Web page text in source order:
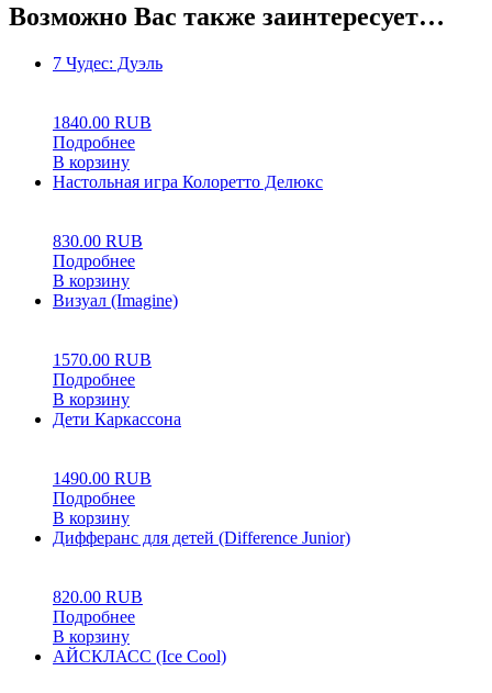
Возможно Вас также заинтересует…
7 Чудес: Дуэль
1840.00 RUB
Подробнее
В корзину
Настольная игра Колоретто Делюкс
830.00 RUB
Подробнее
В корзину
Визуал (Imagine)
1570.00 RUB
Подробнее
В корзину
Дети Каркассона
1490.00 RUB
Подробнее
В корзину
Дифферанс для детей (Difference Junior)
820.00 RUB
Подробнее
В корзину
АЙСКЛАСС (Ice Cool)